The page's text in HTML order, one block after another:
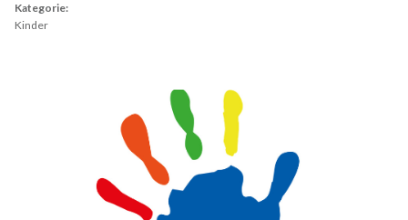
Kategorie:
Kinder